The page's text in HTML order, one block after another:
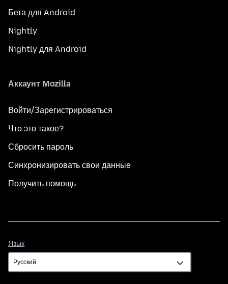
Бета для Android
Nightly
Nightly для Android
Аккаунт Mozilla
Войти/Зарегистрироваться
Что это такое?
Сбросить пароль
Синхронизировать свои данные
Получить помощь
Язык